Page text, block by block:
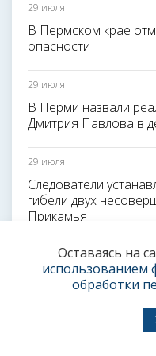
29 июля
В Пермском крае
опасности
29 июля
В Перми назвали
Дмитрия Павлова в
29 июля
Следователи
гибели двух
Прикамья
29 июля
Из-за беспилотной
Перми в Москву
Оставаясь на
использованием
обработки